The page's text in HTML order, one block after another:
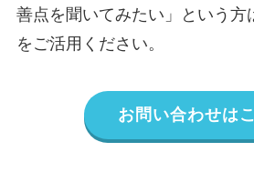
善点を聞いてみたい」という方
をご活用ください。
お問い合わせは